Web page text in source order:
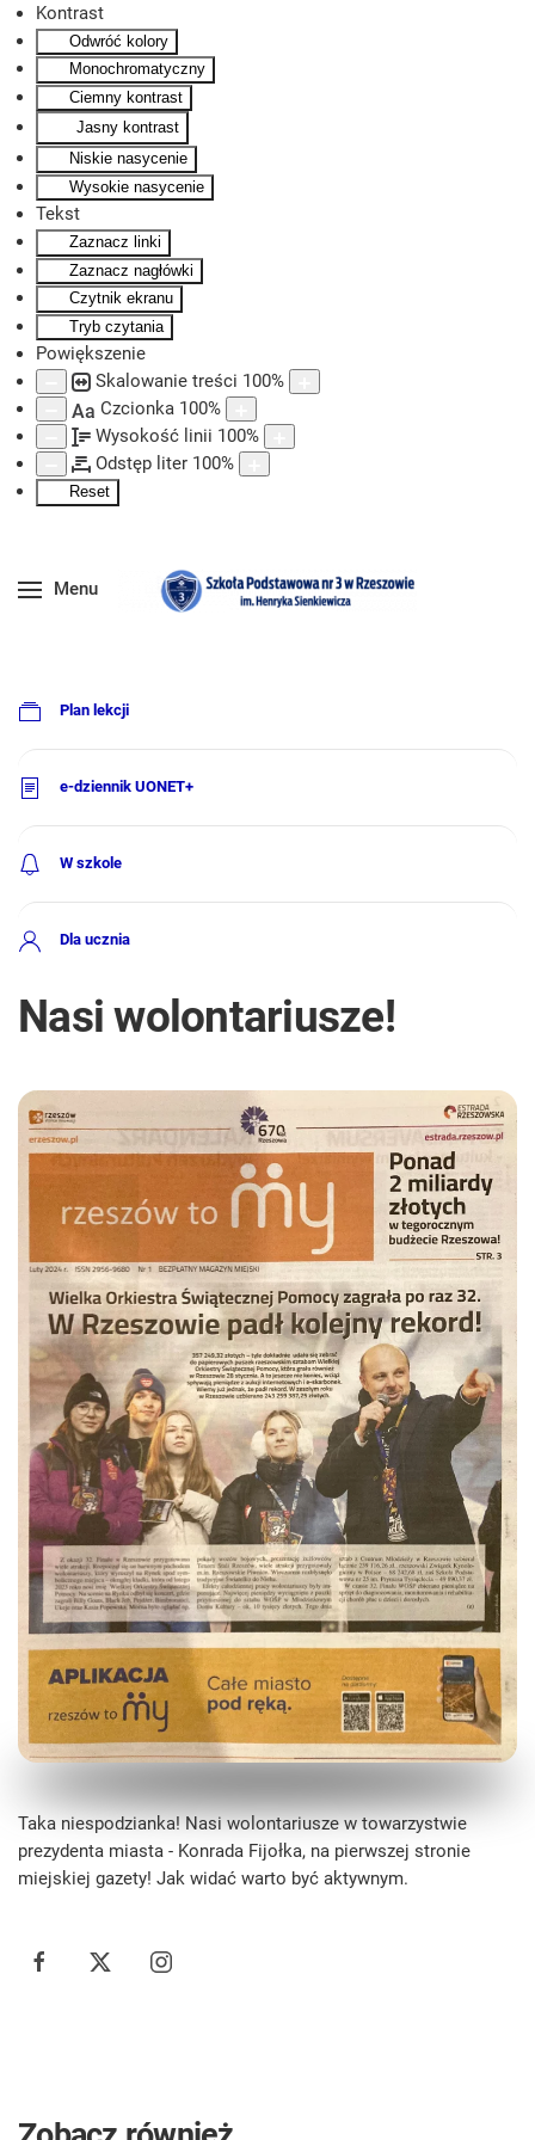
Kontrast
Odwróć kolory
Monochromatyczny
Ciemny kontrast
Jasny kontrast
Niskie nasycenie
Wysokie nasycenie
Tekst
Zaznacz linki
Zaznacz nagłówki
Czytnik ekranu
Tryb czytania
Powiększenie
Skalowanie treści 100%
Aa Czcionka 100%
Wysokość linii 100%
Odstęp liter 100%
Reset
Skip to main content
Menu
Plan lekcji
e-dziennik UONET+
W szkole
Dla ucznia
Nasi wolontariusze!
Taka niespodzianka! Nasi wolontariusze w towarzystwie
prezydenta miasta - Konrada Fijołka, na pierwszej stronie
miejskiej gazety! Jak widać warto być aktywnym.